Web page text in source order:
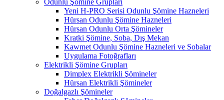
Yeni H-PRO Serisi Odunlu Şömine Hazneleri
Hürsan Odunlu Şömine Hazneleri
Hürsan Odunlu Orta Şömineler
Kratki Şömine, Soba, Dış Mekan
Kawmet Odunlu Şömine Hazneleri ve Sobalar
Uygulama Fotoğrafları
Elektrikli Şömine Grupları
Dimplex Elektrikli Şömineler
Hürsan Elektrikli Şömineler
Doğalgazlı Şömineler